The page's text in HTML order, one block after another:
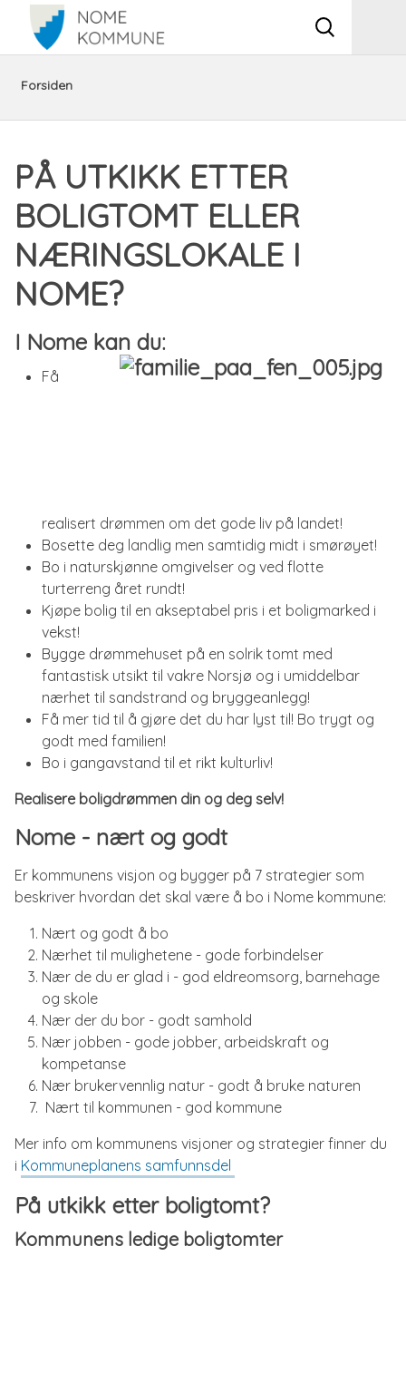
Vis
Du
her:
Forsiden
tilflytting
og
turisme
Nome
etter
boligtomt
eller
næringslokale
i
PÅ UTKIKK ETTER
BOLIGTOMT ELLER
NÆRINGSLOKALE I
NOME?
I Nome kan du:
Få
realisert drømmen om det gode liv på landet!
Bosette deg landlig men samtidig midt i smørøyet!
Bo i naturskjønne omgivelser og ved flotte
turterreng året rundt!
Kjøpe bolig til en akseptabel pris i et boligmarked i
vekst!
Bygge drømmehuset på en solrik tomt med
fantastisk utsikt til vakre Norsjø og i umiddelbar
nærhet til sandstrand og bryggeanlegg!
Få mer tid til å gjøre det du har lyst til! Bo trygt og
godt med familien!
Bo i gangavstand til et rikt kulturliv!
Realisere boligdrømmen din og deg selv!
Nome - nært og godt
Er kommunens visjon og bygger på 7 strategier som
beskriver hvordan det skal være å bo i Nome kommune:
Nært og godt å bo
Nærhet til mulighetene - gode forbindelser
Nær de du er glad i - god eldreomsorg, barnehage
og skole
Nær der du bor - godt samhold
Nær jobben - gode jobber, arbeidskraft og
kompetanse
Nær brukervennlig natur - godt å bruke naturen
Nært til kommunen - god kommune
Mer info om kommunens visjoner og strategier finner du
i Kommuneplanens samfunnsdel
På utkikk etter boligtomt?
Kommunens ledige boligtomter